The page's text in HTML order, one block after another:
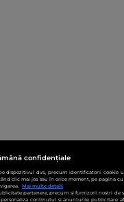
confidențiale
dispozitivul dvs., precum identificatorii
clic mai jos sau în orice moment, pe pagina
Mai multe detalii
partenere, precum si furnizorii nostri de
continutul si anunturile publicitare